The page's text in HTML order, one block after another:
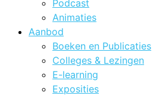
Podcast
Animaties
Aanbod
Boeken en Publicaties
Colleges & Lezingen
E-learning
Exposities